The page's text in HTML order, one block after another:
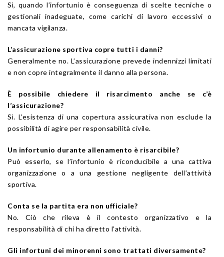
Sì, quando l’infortunio è conseguenza di scelte tecniche o
gestionali inadeguate, come carichi di lavoro eccessivi o
mancata vigilanza.
L’assicurazione sportiva copre tutti i danni?
Generalmente no. L’assicurazione prevede indennizzi limitati
e non copre integralmente il danno alla persona.
È possibile chiedere il risarcimento anche se c’è
l’assicurazione?
Sì. L’esistenza di una copertura assicurativa non esclude la
possibilità di agire per responsabilità civile.
Un infortunio durante allenamento è risarcibile?
Può esserlo, se l’infortunio è riconducibile a una cattiva
organizzazione o a una gestione negligente dell’attività
sportiva.
Conta se la partita era non ufficiale?
No. Ciò che rileva è il contesto organizzativo e la
responsabilità di chi ha diretto l’attività.
Gli infortuni dei minorenni sono trattati diversamente?